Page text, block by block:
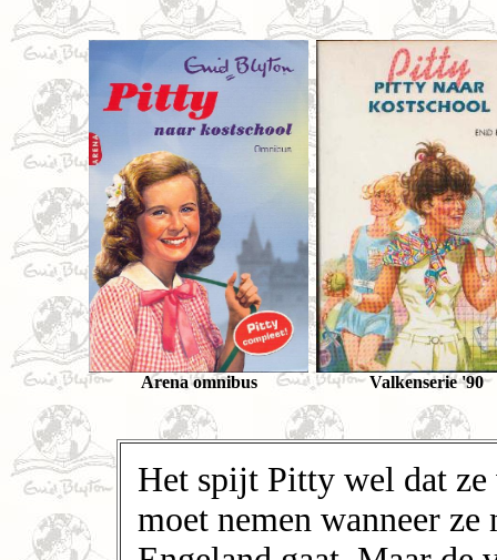
Arena omnibus Valkenserie '90
Het spijt Pitty wel dat ze
moet nemen wanneer ze